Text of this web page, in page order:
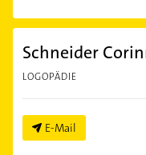
Schneider
LOGOPÄDIE
E-Mail